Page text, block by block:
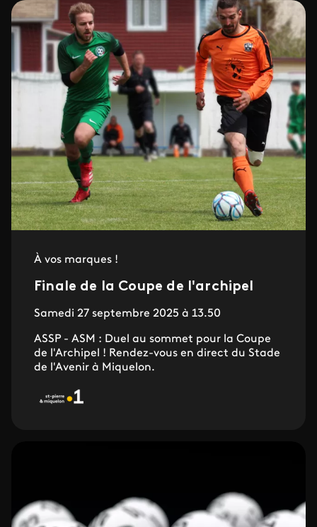
À vos marques !
Finale de la Coupe de l'archipel
Samedi 27 septembre 2025 à 13.50
ASSP - ASM : Duel au sommet pour la Coupe
de l'Archipel ! Rendez-vous en direct du Stade
de l'Avenir à Miquelon.